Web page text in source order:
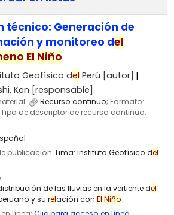
técnico: Generación de
y monitoreo del
El Niño
Geofísico del Perú [autor]
Ken [responsable]
Recurso continuo; Formato:
Tipo de descriptor de recurso continuo:
publicación: Lima: Instituto Geofísico del
de las lluvias en la vertiente del
y su relación con El Niño